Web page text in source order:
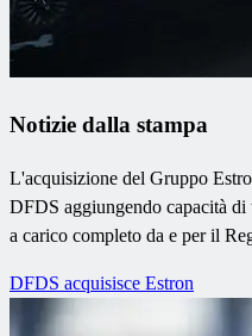
Notizie dalla stampa
L'acquisizione del Gruppo
DFDS aggiungendo capacità di
a carico completo da e per il
DFDS acquisisce Estron